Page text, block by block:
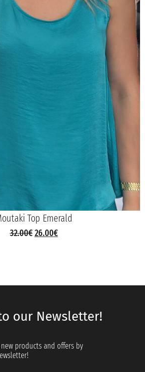
Top Emerald
32.00€ 26.00€
our Newsletter!
products and offers by